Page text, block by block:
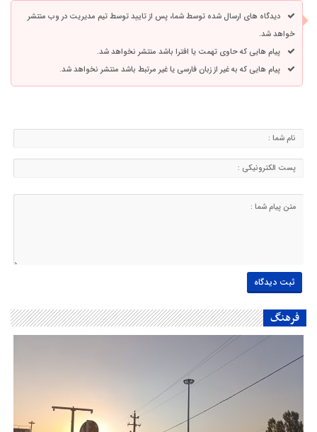
دیدگاه های ارسال شده توسط شما، پس از تایید توسط تیم مدیریت در وب منتشر
خواهد شد.
پیام هایی که حاوی تهمت یا افترا باشد منتشر نخواهد شد.
پیام هایی که به غیر از زبان فارسی یا غیر مرتبط باشد منتشر نخواهد شد.
فرهنگ